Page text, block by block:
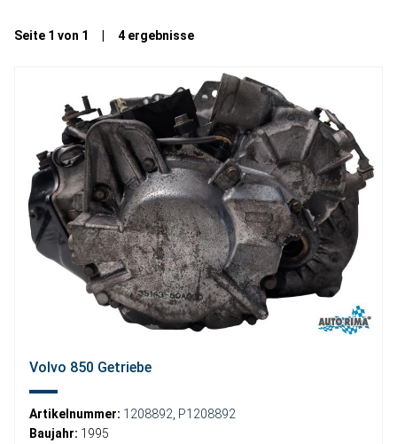
Seite 1 von 1 | 4 ergebnisse
Volvo 850 Getriebe
Artikelnummer: 1208892 P1208892
Baujahr: 1995